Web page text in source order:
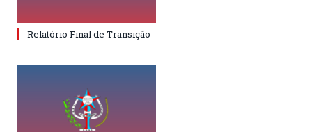
Relatório Final de Transição